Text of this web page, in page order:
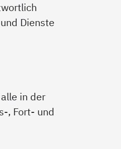
Dienste
in der
, Fort- und